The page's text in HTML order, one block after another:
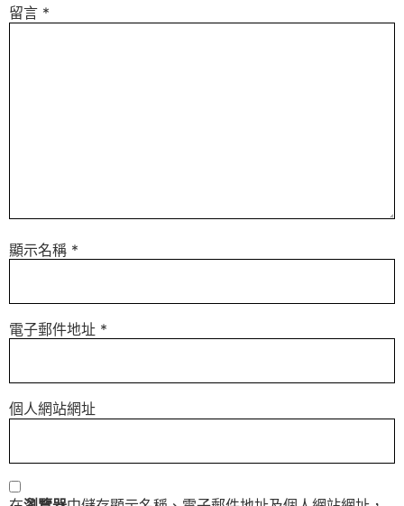
留言 *
顯示名稱 *
電子郵件地址 *
個人網站網址